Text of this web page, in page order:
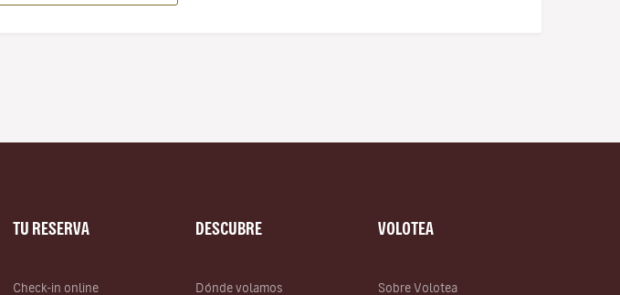
TU RESERVA
Check-in online
DESCUBRE
Dónde volamos
VOLOTEA
Sobre Volotea